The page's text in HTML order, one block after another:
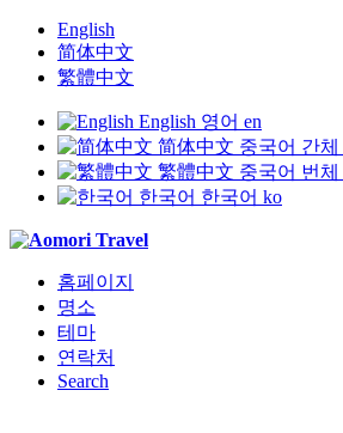
English
简体中文
繁體中文
English 영어 en
简体中文 중국어 간체
繁體中文 중국어 번체
한국어 한국어 ko
홈페이지
명소
테마
연락처
Search